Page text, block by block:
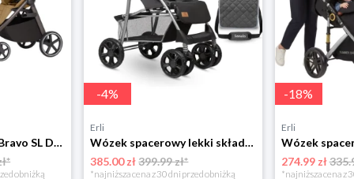
Wózek CARRELLO Bravo SL Deluxe Copper Beige 2026
obniżką
-4%
Erli
Wózek spacerowy lekki składany duże koła czarny Lionelo Emma Plus + TORBA
385.00 zł399.99 zł*
*najniższa cena z 30 dni przed obniżką
-18%
Erli
274.99 zł
*najniższa cena z